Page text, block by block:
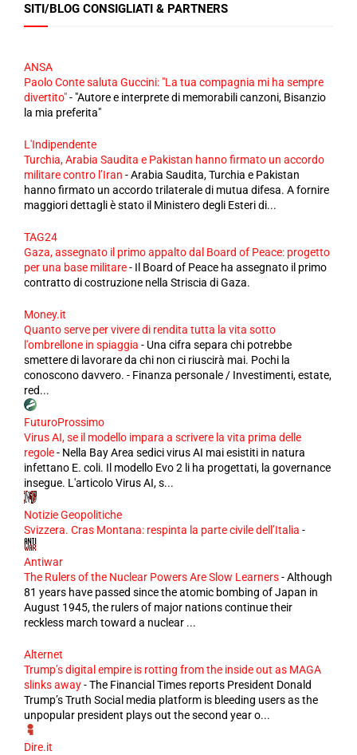
SITI/BLOG CONSIGLIATI & PARTNERS
ANSA
Paolo Conte saluta Guccini: "La tua compagnia mi ha sempre
divertito"- "Autore e interprete di memorabili canzoni, Bisanzio
la mia preferita"
L'Indipendente
Turchia, Arabia Saudita e Pakistan hanno firmato un accordo
militare contro l’Iran -Arabia Saudita, Turchia e Pakistan
hanno firmato un accordo trilaterale di mutua difesa. A fornire
maggiori dettagli è stato il Ministero degli Esteri di...
TAG24
Gaza, assegnato il primo appalto dal Board of Peace: progetto
per una base militare- Il Board of Peace ha assegnato il primo
contratto di costruzione nella Striscia di Gaza.
Money.it
Quanto serve per vivere di rendita tutta la vita sotto
l'ombrellone in spiaggia - Una cifra separa chi potrebbe
smettere di lavorare da chi non ci riuscirà mai. Pochi la
conoscono davvero. - Finanza personale / Investimenti, estate,
red...
FuturoProssimo
Virus AI, se il modello impara a scrivere la vita prima delle
regole- Nella Bay Area sedici virus AI mai esistiti in natura
infettano E. coli. Il modello Evo 2 li ha progettati, la governance
insegue. L'articolo Virus AI, s...
Notizie Geopolitiche
Svizzera. Cras Montana: respinta la parte civile dell’Italia -
Antiwar
The Rulers of the Nuclear Powers Are Slow Learners-Although
81 years have passed since the atomic bombing of Japan in
August 1945, the rulers of major nations continue their
reckless march toward a nuclear ...
Alternet
Trump’s digital empire is rotting from the inside out as MAGA
slinks away-The Financial Times reports President Donald
Trump’s Truth Social media platform is bleeding users as the
unpopular president plays out the second year o...
Dire.it